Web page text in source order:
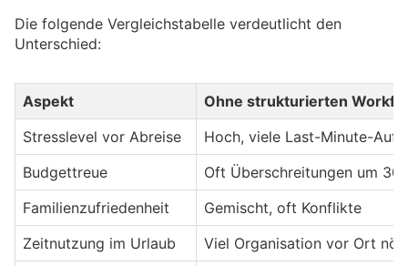
Die folgende Vergleichstabelle verdeutlicht den
Unterschied:
Aspekt
Ohne strukturierten
Stresslevel vor Abreise
Hoch, viele Last-Minute-
Budgettreue
Oft Überschreitungen um
Familienzufriedenheit
Gemischt, oft Konflikte
Zeitnutzung im Urlaub
Viel Organisation vor Ort